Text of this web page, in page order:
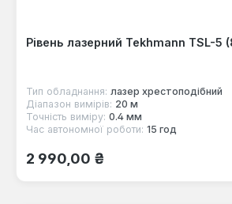
Рівень лазерний Tekhmann TSL-5
Тип обладнання: лазер хрестоподібний
Діапазон вимірів: 20 м
Точність виміру: 0.4 мм
Час автономної роботи: 15 год
Звичайна ціна:
2 990,00 ₴